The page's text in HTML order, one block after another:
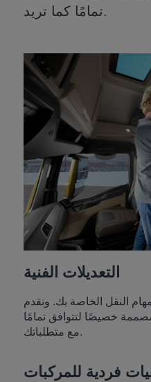
التعديلات الفنية
النقل الخاصة بك. ونقدم
خصيصًا لتتوافق تمامًا
مع متطلباتك.
فردية للمركبات